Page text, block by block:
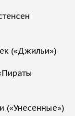
(«Джильи»)
(«Унесенные»)